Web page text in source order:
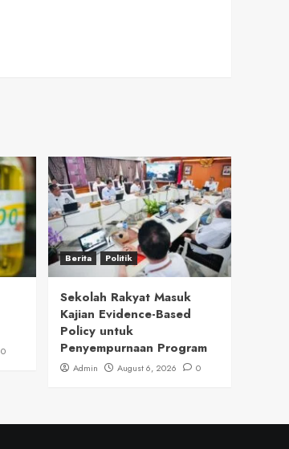
0
Berita Politik
Sekolah Rakyat Masuk
Kajian Evidence-Based
Policy untuk
Penyempurnaan Program
Admin August 6, 2026 0